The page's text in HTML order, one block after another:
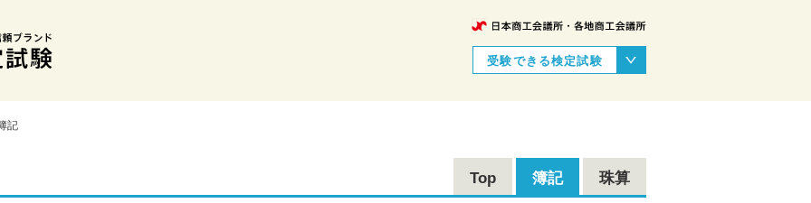
受験できる検定試験
記
Top 簿記 珠算